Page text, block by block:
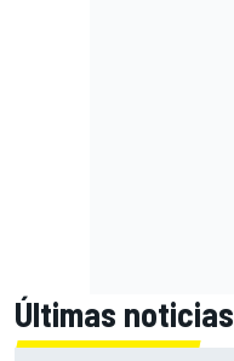
Últimas noticias